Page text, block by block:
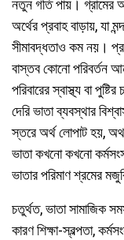
নতুন গতি পায়। গ্রামের
অর্থের প্রবাহ বাড়ায়, যা
সীমাবদ্ধতাও কম নয়।
বাস্তব কোনো পরিবর্তন
পরিবারের স্বাস্থ্য বা
দেরি ভাতা ব্যবস্থার
স্তরে অর্থ লোপাট হয়,
ভাতা কখনো কখনো
ভাতার পরিমাণ শ্রমের
চতুর্থত, ভাতা সামাজিক
কারণ শিক্ষা-স্বল্পতা,